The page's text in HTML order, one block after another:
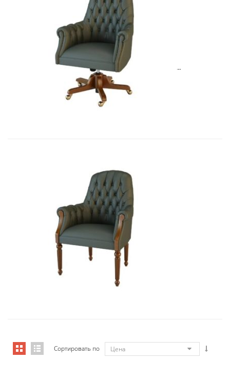
Art&Moble 01013G Кресло конфиде�...
6 954,57€
Art&Moble 01013FB Кресло посетит...
Сортировать по Цена